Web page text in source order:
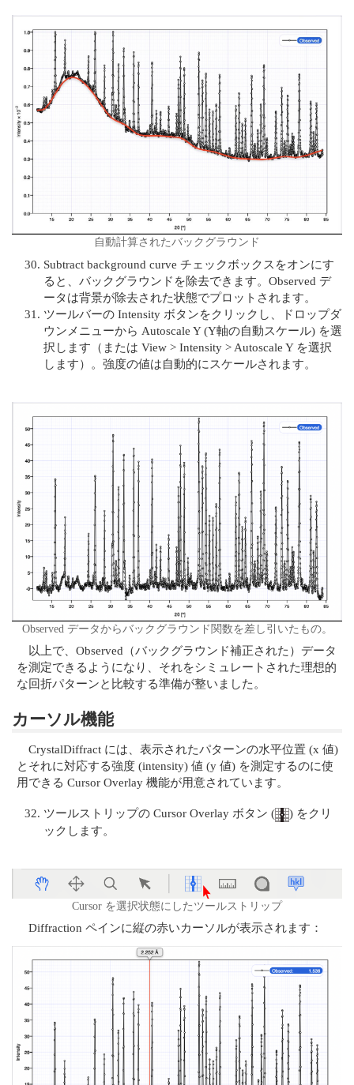
自動計算されたバックグラウンド
Subtract background curve チェックボックスをオンにす
ると、バックグラウンドを除去できます。Observed デ
ータは背景が除去された状態でプロットされます。
ツールバーの Intensity ボタンをクリックし、ドロップダ
ウンメニューから Autoscale Y (Y軸の自動スケール) を選
択します（または View > Intensity > Autoscale Y を選択
します）。強度の値は自動的にスケールされます。
Observed データからバックグラウンド関数を差し引いたもの。
以上で、Observed（バックグラウンド補正された）データ
を測定できるようになり、それをシミュレートされた理想的
な回折パターンと比較する準備が整いました。
カーソル機能
CrystalDiffract には、表示されたパターンの水平位置 (x 値)
とそれに対応する強度 (intensity) 値 (y 値) を測定するのに使
用できる Cursor Overlay 機能が用意されています。
ツールストリップの Cursor Overlay ボタン (
) をクリ
ックします。
Cursor を選択状態にしたツールストリップ
Diffraction ペインに縦の赤いカーソルが表示されます：